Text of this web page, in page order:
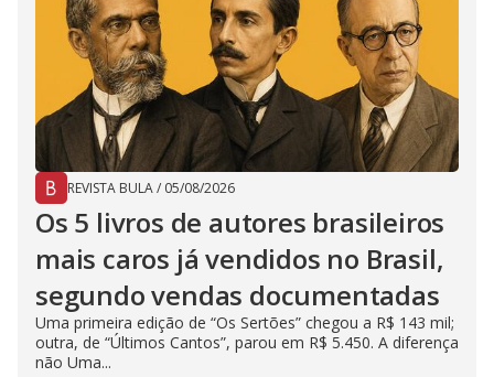
REVISTA BULA/ 05/08/2026
Os 5 livros de autores brasileiros
mais caros já vendidos no Brasil,
segundo vendas documentadas
Uma primeira edição de “Os Sertões” chegou a R$ 143 mil;
outra, de “Últimos Cantos”, parou em R$ 5.450. A diferença
não Uma...